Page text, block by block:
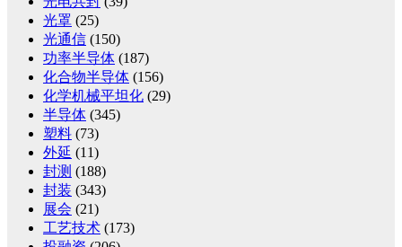
光罩 (25)
光通信 (150)
功率半导体 (187)
化合物半导体 (156)
化学机械平坦化 (29)
半导体 (345)
塑料 (73)
外延 (11)
封测 (188)
封装 (343)
展会 (21)
工艺技术 (173)